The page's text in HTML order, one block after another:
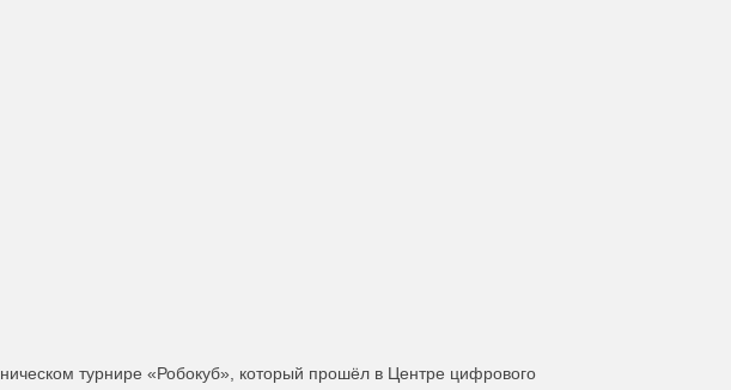
турнире «Робокуб», который прошёл в Центре цифрового